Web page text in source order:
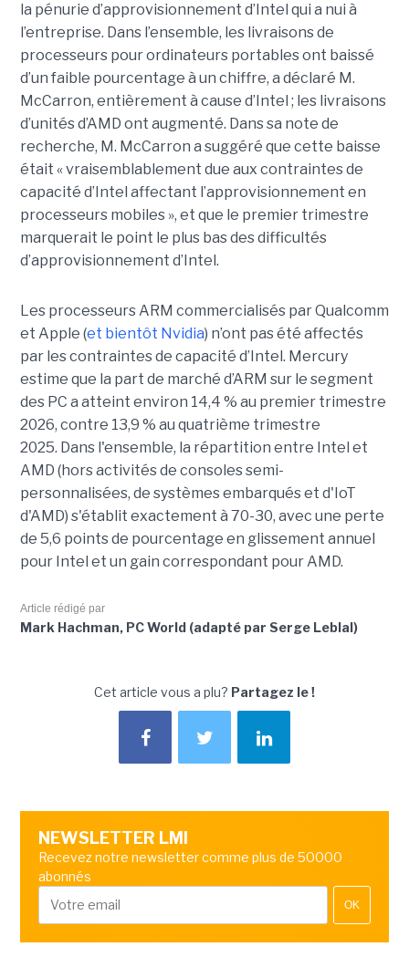
la pénurie d’approvisionnement d’Intel qui a nui à
l’entreprise. Dans l’ensemble, les livraisons de
processeurs pour ordinateurs portables ont baissé
d’un faible pourcentage à un chiffre, a déclaré M.
McCarron, entièrement à cause d’Intel ; les livraisons
d’unités d’AMD ont augmenté. Dans sa note de
recherche, M. McCarron a suggéré que cette baisse
était « vraisemblablement due aux contraintes de
capacité d’Intel affectant l’approvisionnement en
processeurs mobiles », et que le premier trimestre
marquerait le point le plus bas des difficultés
d’approvisionnement d’Intel.
Les processeurs ARM commercialisés par Qualcomm
et Apple (et bientôt Nvidia) n’ont pas été affectés
par les contraintes de capacité d’Intel. Mercury
estime que la part de marché d’ARM sur le segment
des PC a atteint environ 14,4 % au premier trimestre
2026, contre 13,9 % au quatrième trimestre
2025. Dans l'ensemble, la répartition entre Intel et
AMD (hors activités de consoles semi-
personnalisées, de systèmes embarqués et d'IoT
d'AMD) s'établit exactement à 70-30, avec une perte
de 5,6 points de pourcentage en glissement annuel
pour Intel et un gain correspondant pour AMD.
Article rédigé par
Mark Hachman, PC World (adapté par Serge Leblal)
Cet article vous a plu? Partagez le !
NEWSLETTER LMI
Recevez notre newsletter comme plus de 50000
abonnés
OK